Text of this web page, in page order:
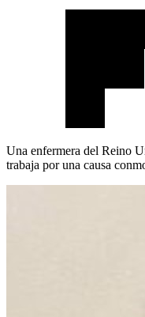
Una enfermera del Reino
trabaja por una causa